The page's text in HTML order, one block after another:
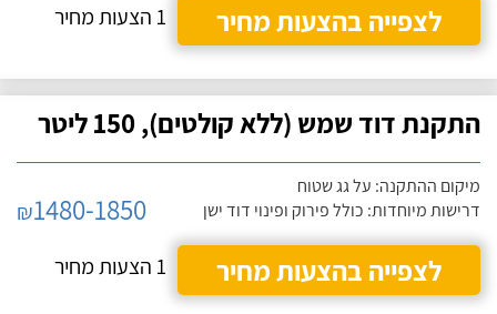
לצפייה בהצעות מחיר
1 הצעות מחיר
התקנת דוד שמש (ללא קולטים), 150 ליטר
מיקום ההתקנה: על גג שטוח
דרישות מיוחדות: כולל פירוק ופינוי דוד ישן
₪1480-1850
לצפייה בהצעות מחיר
1 הצעות מחיר